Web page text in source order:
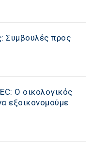
Συμβουλές προς
Ο οικολογικός
εξοικονομούμε